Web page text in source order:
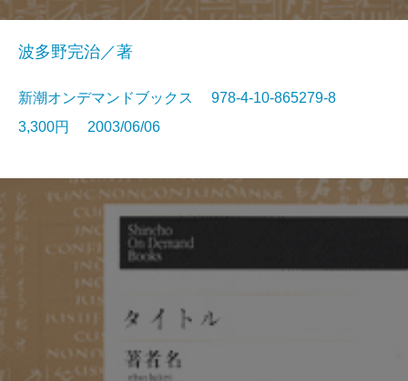
波多野完治／著
新潮オンデマンドブックス 978-4-10-865279-8
3,300円 2003/06/06